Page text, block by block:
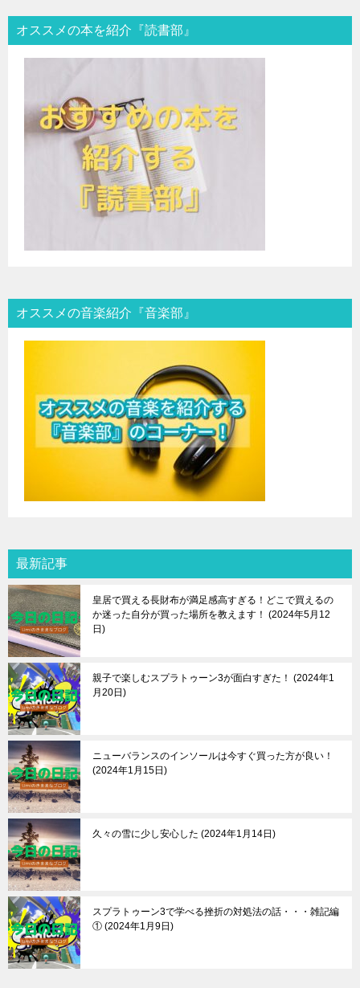
オススメの本を紹介『読書部』
オススメの音楽紹介『音楽部』
最新記事
皇居で買える長財布が満足感高すぎる！どこで買えるの
か迷った自分が買った場所を教えます！
2024年5月12
日
親子で楽しむスプラトゥーン3が面白すぎた！
2024年1
月20日
ニューバランスのインソールは今すぐ買った方が良い！
2024年1月15日
久々の雪に少し安心した 2024年1月14日
スプラトゥーン3で学べる挫折の対処法の話・・・雑記編
① 2024年1月9日